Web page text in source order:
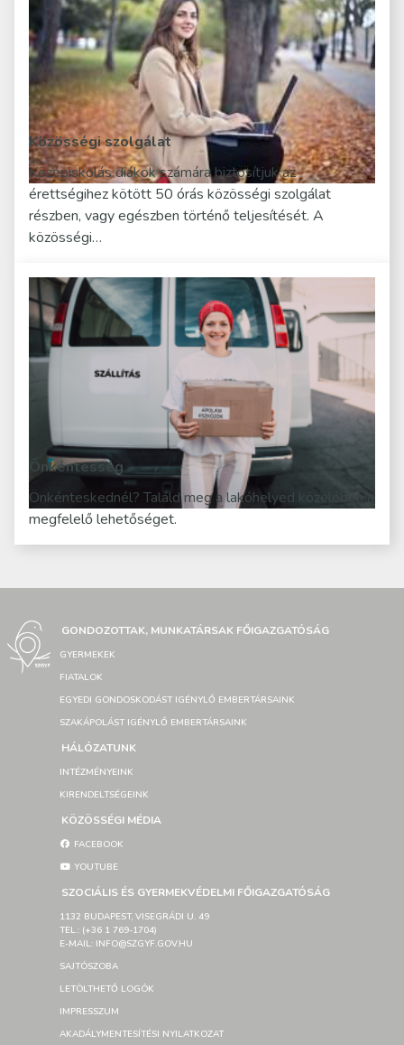
Közösségi szolgálat
Középiskolás diákok számára biztosítjuk az
érettségihez kötött 50 órás közösségi szolgálat
részben, vagy egészben történő teljesítését. A
közösségi…
Önkéntesség
Önkénteskednél? Találd meg a lakóhelyed közelében a
megfelelő lehetőséget.
GONDOZOTTAK, MUNKATÁRSAK FŐIGAZGATÓSÁG
GYERMEKEK
FIATALOK
EGYEDI GONDOSKODÁST IGÉNYLŐ EMBERTÁRSAINK
SZAKÁPOLÁST IGÉNYLŐ EMBERTÁRSAINK
HÁLÓZATUNK
INTÉZMÉNYEINK
KIRENDELTSÉGEINK
KÖZÖSSÉGI MÉDIA
FACEBOOK
YOUTUBE
SZOCIÁLIS ÉS GYERMEKVÉDELMI FŐIGAZGATÓSÁG
1132 BUDAPEST, VISEGRÁDI U. 49
TEL.: (+36 1 769-1704)
E-MAIL: INFO@SZGYF.GOV.HU
SAJTÓSZOBA
LETÖLTHETŐ LOGÓK
IMPRESSZUM
AKADÁLYMENTESÍTÉSI NYILATKOZAT